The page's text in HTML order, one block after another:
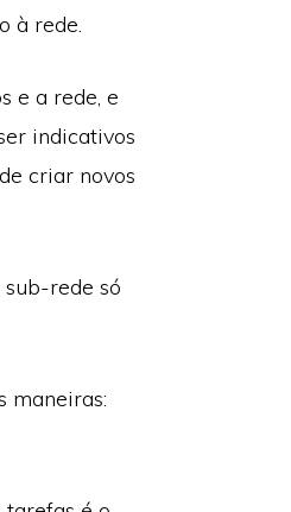
à rede.
e a rede, e
indicativos
criar novos
rede só
maneiras: